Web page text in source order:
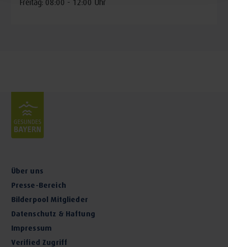
Über uns
Presse-Bereich
Bilderpool Mitglieder
Datenschutz & Haftung
Impressum
Verified Zugriff